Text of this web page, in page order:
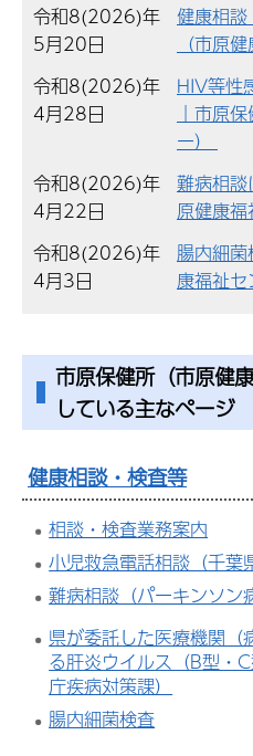
令和8(2026)年
5月20日
健康相
（市原
令和8(2026)年
4月28日
HIV等性
｜市原
ー）
令和8(2026)年
4月22日
難病相
原健康福
令和8(2026)年
4月3日
腸内細
康福祉セ
市原保健所（市原健
している主なページ
健康相談・検査等
相談・検査業務案内
小児救急電話相談（千葉
難病相談（パーキンソン
県が委託した医療機関（
る肝炎ウイルス（B型・
庁疾病対策課）
腸内細菌検査